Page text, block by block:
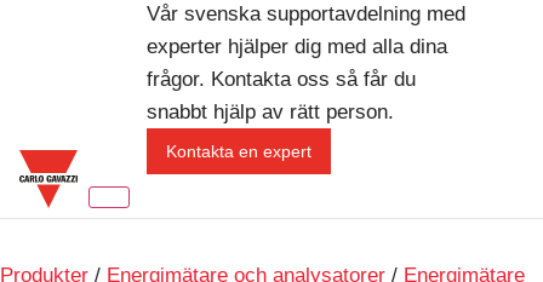
Vår svenska supportavdelning med
experter hjälper dig med alla dina
frågor. Kontakta oss så får du
snabbt hjälp av rätt person.
Kontakta en expert
Produkter / Energimätare och analysatorer / Energimätare